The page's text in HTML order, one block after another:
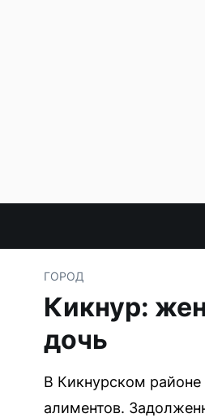
ГОРОД
Кикнур:
дочь
В Кикнурском
алиментов.